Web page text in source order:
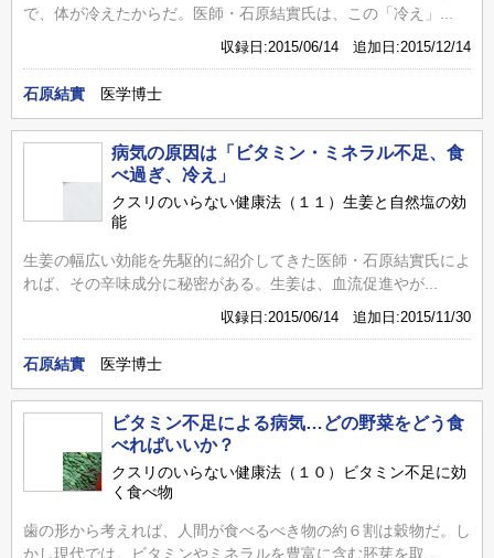
で、体が冷えたからだ。医師・石原結實氏は、この「冷え」...
収録日:2015/06/14 追加日:2015/12/14
石原結實 医学博士
病気の原因は「ビタミン・ミネラル不足、食
べ過ぎ、冷え」
クスリのいらない健康法（１１）生姜と自然塩の効
能
生姜の幅広い効能を先駆的に紹介してきた医師・石原結實氏によ
れば、その辛味成分に秘密がある。生姜は、血流促進やが...
収録日:2015/06/14 追加日:2015/11/30
石原結實 医学博士
ビタミン不足による病気…どの野菜をどう食
べればいいか？
クスリのいらない健康法（１０）ビタミン不足に効
く食べ物
歯の形から考えれば、人間が食べるべき物の約６割は穀物だ。し
かし現代では、ビタミンやミネラルを豊富に含む胚芽を取...